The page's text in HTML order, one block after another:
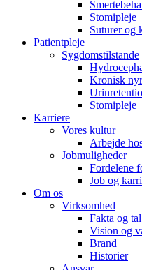
Stomipleje
Suturer og
Patientpleje
Sygdomstilstande
Kronisk
Stomipleje
Karriere
Vores kultur
Arbejde
Jobmuligheder
Fordelene
Job og
Om os
Virksomhed
Fakta og tal
Vision og
Brand
Historier